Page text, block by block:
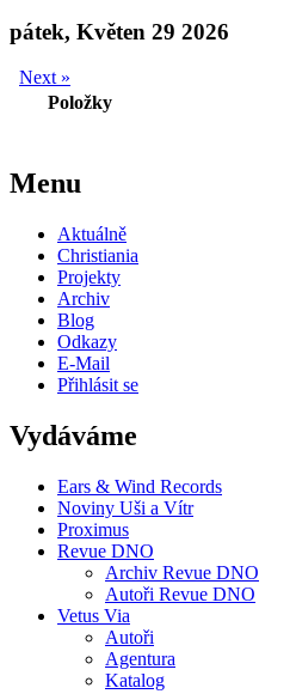
pátek, Květen 29 2026
Next »
Položky
Menu
Aktuálně
Christiania
Projekty
Archiv
Blog
Odkazy
E-Mail
Přihlásit se
Vydáváme
Ears & Wind Records
Noviny Uši a Vítr
Proximus
Revue DNO
Archiv Revue DNO
Autoři Revue DNO
Vetus Via
Autoři
Agentura
Katalog